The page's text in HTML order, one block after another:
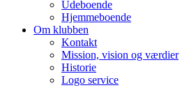
Udeboende
Hjemmeboende
Om klubben
Kontakt
Mission, vision og værdier
Historie
Logo service